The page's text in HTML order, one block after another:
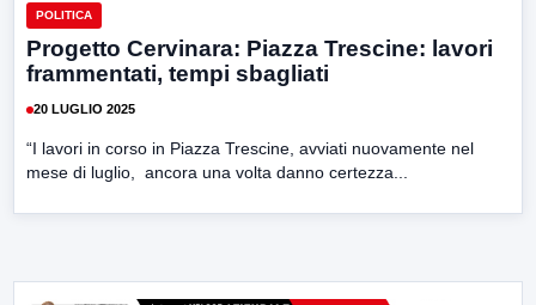
POLITICA
Progetto Cervinara: Piazza Trescine: lavori
frammentati, tempi sbagliati
20 LUGLIO 2025
“I lavori in corso in Piazza Trescine, avviati nuovamente nel
mese di luglio, ancora una volta danno certezza...